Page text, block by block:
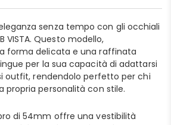
senza tempo con gli occhiali
VISTA. Questo modello,
forma delicata e una raffinata
per la sua capacità di adattarsi
outfit, rendendolo perfetto per chi
propria personalità con stile.
di 54mm offre una vestibilità